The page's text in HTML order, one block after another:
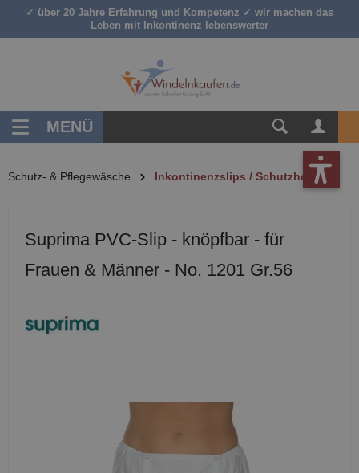
springen
✓ über 20 Jahre Erfahrung und Kompetenz ✓ wir machen das
Leben mit Inkontinenz lebenswerter
MENÜ
Schutz- & Pflegewäsche Inkontinenzslips / Schutzhosen
Suprima PVC-Slip - knöpfbar - für
Frauen & Männer - No. 1201 Gr.56